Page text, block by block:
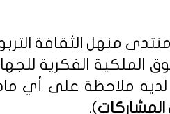
منهل الثقافة
الملكية الفكرية
ملاحظة على أي
المشاركات).